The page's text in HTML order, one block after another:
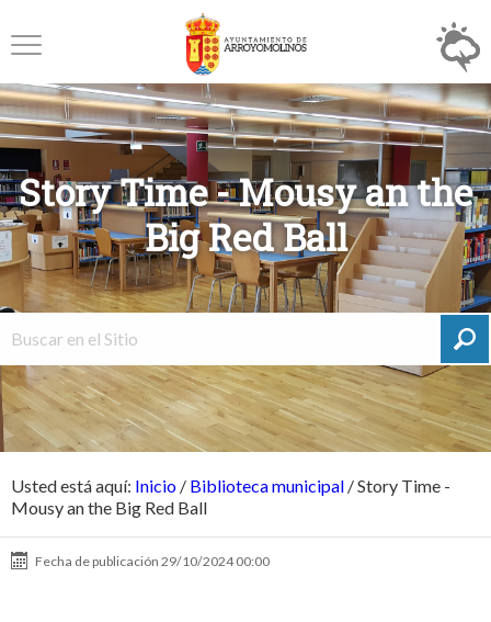
Story Time - Mousy an the
Big Red Ball
Usted está aquí: Inicio / Biblioteca municipal /Story Time -
Mousy an the Big Red Ball
Fecha de publicación 29/10/2024 00:00